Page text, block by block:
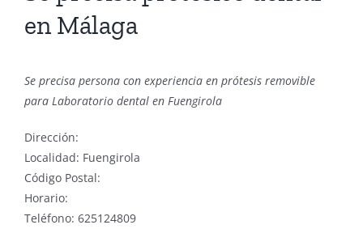
en Málaga
Se precisa persona con experiencia en prótesis removible
para Laboratorio dental en Fuengirola
Dirección:
Localidad: Fuengirola
Código Postal:
Horario:
Teléfono: 625124809